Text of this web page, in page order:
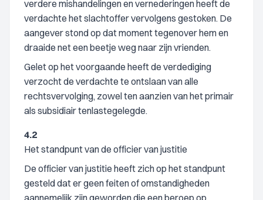
verdere mishandelingen en vernederingen heeft de
verdachte het slachtoffer vervolgens gestoken. De
aangever stond op dat moment tegenover hem en
draaide net een beetje weg naar zijn vrienden.
Gelet op het voorgaande heeft de verdediging
verzocht de verdachte te ontslaan van alle
rechtsvervolging, zowel ten aanzien van het primair
als subsidiair tenlastegelegde.
4.2
Het standpunt van de officier van justitie
De officier van justitie heeft zich op het standpunt
gesteld dat er geen feiten of omstandigheden
aannemelijk zijn geworden die een beroep op